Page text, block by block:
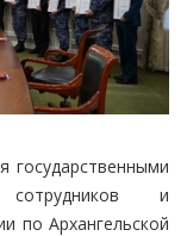
государственными
и
по Архангельской